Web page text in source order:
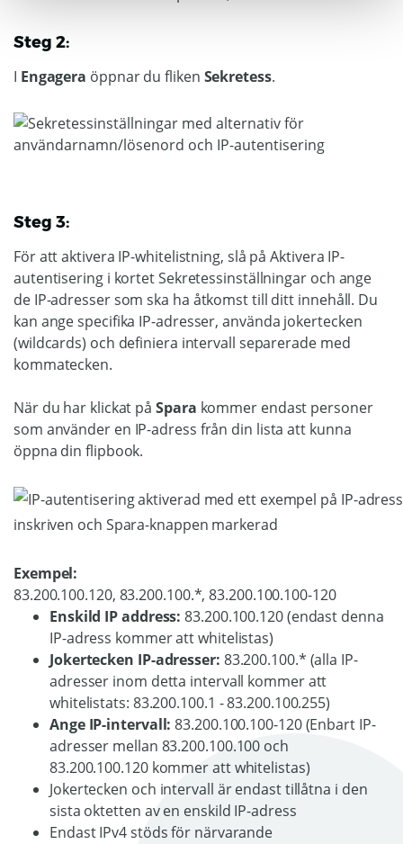
Steg 2:
I Engagera öppnar du fliken Sekretess.
Steg 3:
För att aktivera IP-whitelistning, slå på Aktivera IP-
autentisering i kortet Sekretessinställningar och ange
de IP-adresser som ska ha åtkomst till ditt innehåll. Du
kan ange specifika IP-adresser, använda jokertecken
(wildcards) och definiera intervall separerade med
kommatecken.
När du har klickat påSpara kommer endast personer
som använder en IP-adress från din lista att kunna
öppna din flipbook.
Exempel:
83.200.100.120, 83.200.100.*, 83.200.100.100-120
Enskild IP address: 83.200.100.120 (endast denna
IP-adress kommer att whitelistas)
Jokertecken IP-adresser: 83.200.100.* (alla IP-
adresser inom detta intervall kommer att
whitelistats: 83.200.100.1 - 83.200.100.255)
Ange IP-intervall:83.200.100.100-120 (Enbart IP-
adresser mellan 83.200.100.100 och
83.200.100.120 kommer att whitelistas)
Jokertecken och intervall är endast tillåtna i den
sista oktetten av en enskild IP-adress
Endast IPv4 stöds för närvarande